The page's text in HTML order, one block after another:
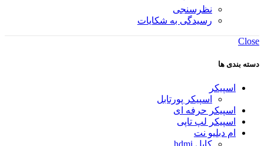
نظرسنجی
رسیدگی به شکایات
Close
دسته بندی ها
اسپیکر
اسپیکر پورتابل
اسپیکر حرفه ای
اسپیکر لپ تاپی
ام دبلیو نت
کابل hdmi